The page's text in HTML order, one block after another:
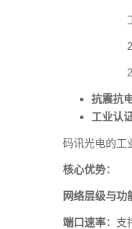
抗震抗
工业认
码讯光电的工
核心优势：
网络层级与功
端口速率： 支